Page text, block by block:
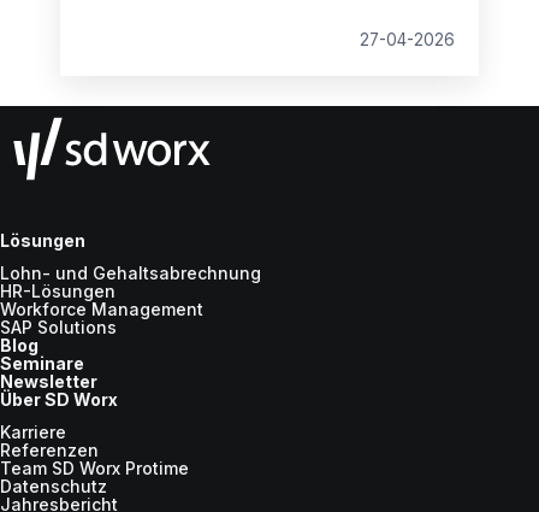
fest, die Zeit verschwenden, Compliance-
27-04-2026
Lösungen
Lohn- und Gehaltsabrechnung
HR-Lösungen
Workforce Management
SAP Solutions
Blog
Seminare
Newsletter
Über SD Worx
Karriere
Referenzen
Team SD Worx Protime
Datenschutz
Jahresbericht